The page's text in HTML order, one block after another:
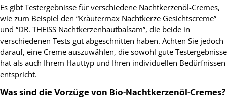
Es gibt Testergebnisse für verschiedene Nachtkerzenöl-Cremes,
wie zum Beispiel den “Kräutermax Nachtkerze Gesichtscreme”
und “DR. THEISS Nachtkerzenhautbalsam”, die beide in
verschiedenen Tests gut abgeschnitten haben. Achten Sie jedoch
darauf, eine Creme auszuwählen, die sowohl gute Testergebnisse
hat als auch Ihrem Hauttyp und Ihren individuellen Bedürfnissen
entspricht.
Was sind die Vorzüge von Bio-Nachtkerzenöl-Cremes?